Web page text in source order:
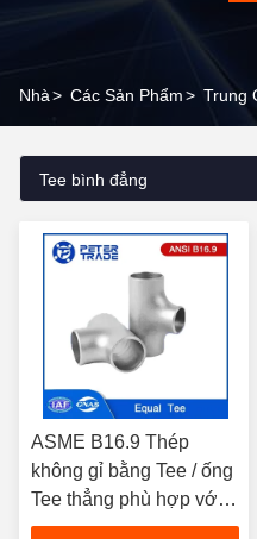
Nhà> Các Sản Phẩm> Trung
Tee bình đẳng
ASME B16.9 Thép
không gỉ bằng Tee / ống
Tee thẳng phù hợp với
NPS 1/2 đến NPS 48